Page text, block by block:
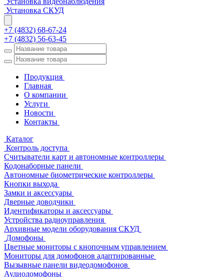
Установка СКУД
+7 (4832) 68-67-24
+7 (4832) 56-63-45
Продукция
Главная
О компании
Услуги
Новости
Контакты
Каталог
Контроль доступа
Считыватели карт и автономные контроллеры
Кодонаборные панели
Автономные биометрические контроллеры
Кнопки выхода
Замки и аксессуары
Дверные доводчики
Идентификаторы и аксессуары
Устройства радиоуправления
Архивные модели оборудования СКУД
Домофоны
Цветные мониторы с кнопочным управлением
Мониторы для домофонов адаптированные
Вызывные панели видеодомофонов
Аудиодомофоны